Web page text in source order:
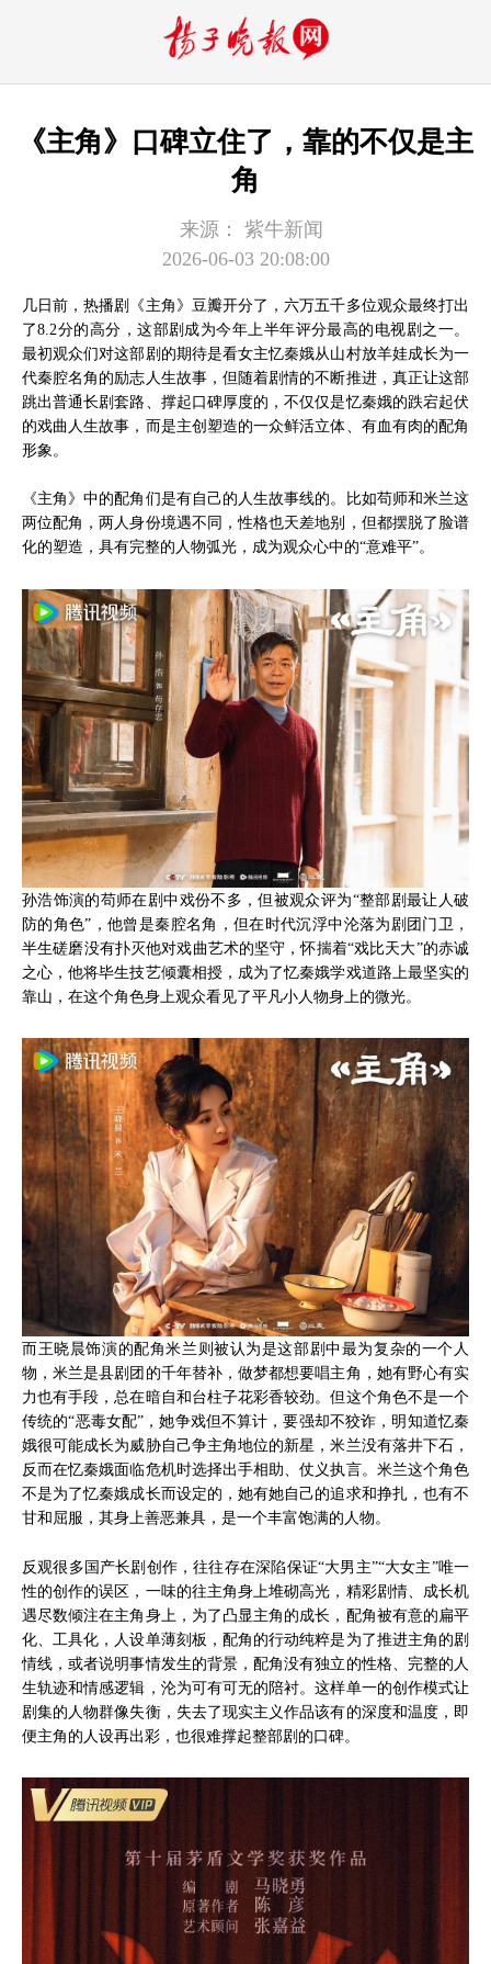
《主角》口碑立住了，靠的不仅是主
角
来源：
紫牛新闻
2026-06-03 20:08:00
几日前，热播剧《主角》豆瓣开分了，六万五千多位观众最终打出
了8.2分的高分，这部剧成为今年上半年评分最高的电视剧之一。
最初观众们对这部剧的期待是看女主忆秦娥从山村放羊娃成长为一
代秦腔名角的励志人生故事，但随着剧情的不断推进，真正让这部
跳出普通长剧套路、撑起口碑厚度的，不仅仅是忆秦娥的跌宕起伏
的戏曲人生故事，而是主创塑造的一众鲜活立体、有血有肉的配角
形象。
《主角》中的配角们是有自己的人生故事线的。比如苟师和米兰这
两位配角，两人身份境遇不同，性格也天差地别，但都摆脱了脸谱
化的塑造，具有完整的人物弧光，成为观众心中的“意难平”。
孙浩饰演的苟师在剧中戏份不多，但被观众评为“整部剧最让人破
防的角色”，他曾是秦腔名角，但在时代沉浮中沦落为剧团门卫，
半生磋磨没有扑灭他对戏曲艺术的坚守，怀揣着“戏比天大”的赤诚
之心，他将毕生技艺倾囊相授，成为了忆秦娥学戏道路上最坚实的
靠山，在这个角色身上观众看见了平凡小人物身上的微光。
而王晓晨饰演的配角米兰则被认为是这部剧中最为复杂的一个人
物，米兰是县剧团的千年替补，做梦都想要唱主角，她有野心有实
力也有手段，总在暗自和台柱子花彩香较劲。但这个角色不是一个
传统的“恶毒女配”，她争戏但不算计，要强却不狡诈，明知道忆秦
娥很可能成长为威胁自己争主角地位的新星，米兰没有落井下石，
反而在忆秦娥面临危机时选择出手相助、仗义执言。米兰这个角色
不是为了忆秦娥成长而设定的，她有她自己的追求和挣扎，也有不
甘和屈服，其身上善恶兼具，是一个丰富饱满的人物。
反观很多国产长剧创作，往往存在深陷保证“大男主”“大女主”唯一
性的创作的误区，一味的往主角身上堆砌高光，精彩剧情、成长机
遇尽数倾注在主角身上，为了凸显主角的成长，配角被有意的扁平
化、工具化，人设单薄刻板，配角的行动纯粹是为了推进主角的剧
情线，或者说明事情发生的背景，配角没有独立的性格、完整的人
生轨迹和情感逻辑，沦为可有可无的陪衬。这样单一的创作模式让
剧集的人物群像失衡，失去了现实主义作品该有的深度和温度，即
便主角的人设再出彩，也很难撑起整部剧的口碑。